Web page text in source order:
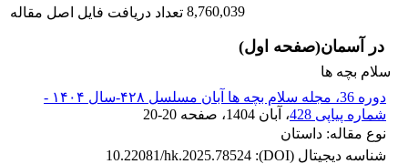
تعداد دریافت فایل اصل مقاله 8,760,039
در آسمان(صفحه اول)
سلام بچه ها
دوره 36، مجله سلام بچه ها آبان مسلسل ۴۲۸-سال ۱۴۰۴ -
شماره پیاپی 428
، آبان 1404 ، صفحه 20-20
نوع مقاله: داستان
شناسه دیجیتال (DOI):
10.22081/hk.2025.78524